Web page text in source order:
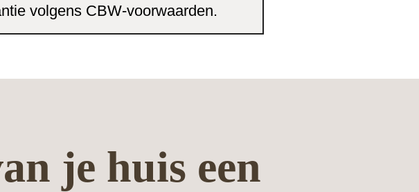
volgens CBW-voorwaarden.
je huis een